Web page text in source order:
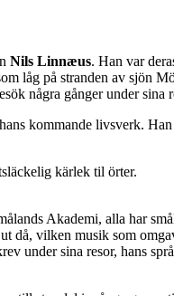
Nils Linnæus. Han var
låg på stranden av sjön
några gånger under sina
kommande livsverk.
kärlek til örter.
Akademi, alla har
då, vilken musik som
under sina resor, hans